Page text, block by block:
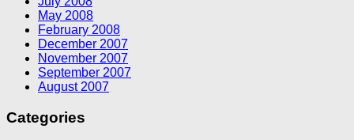
May 2008
February 2008
December 2007
November 2007
September 2007
August 2007
Categories